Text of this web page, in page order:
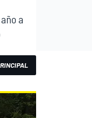
a